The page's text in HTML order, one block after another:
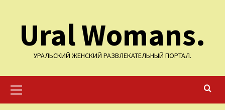
содержимому
Ural Womans.
УРАЛЬСКИЙ ЖЕНСКИЙ РАЗВЛЕКАТЕЛЬНЫЙ ПОРТАЛ.
меню